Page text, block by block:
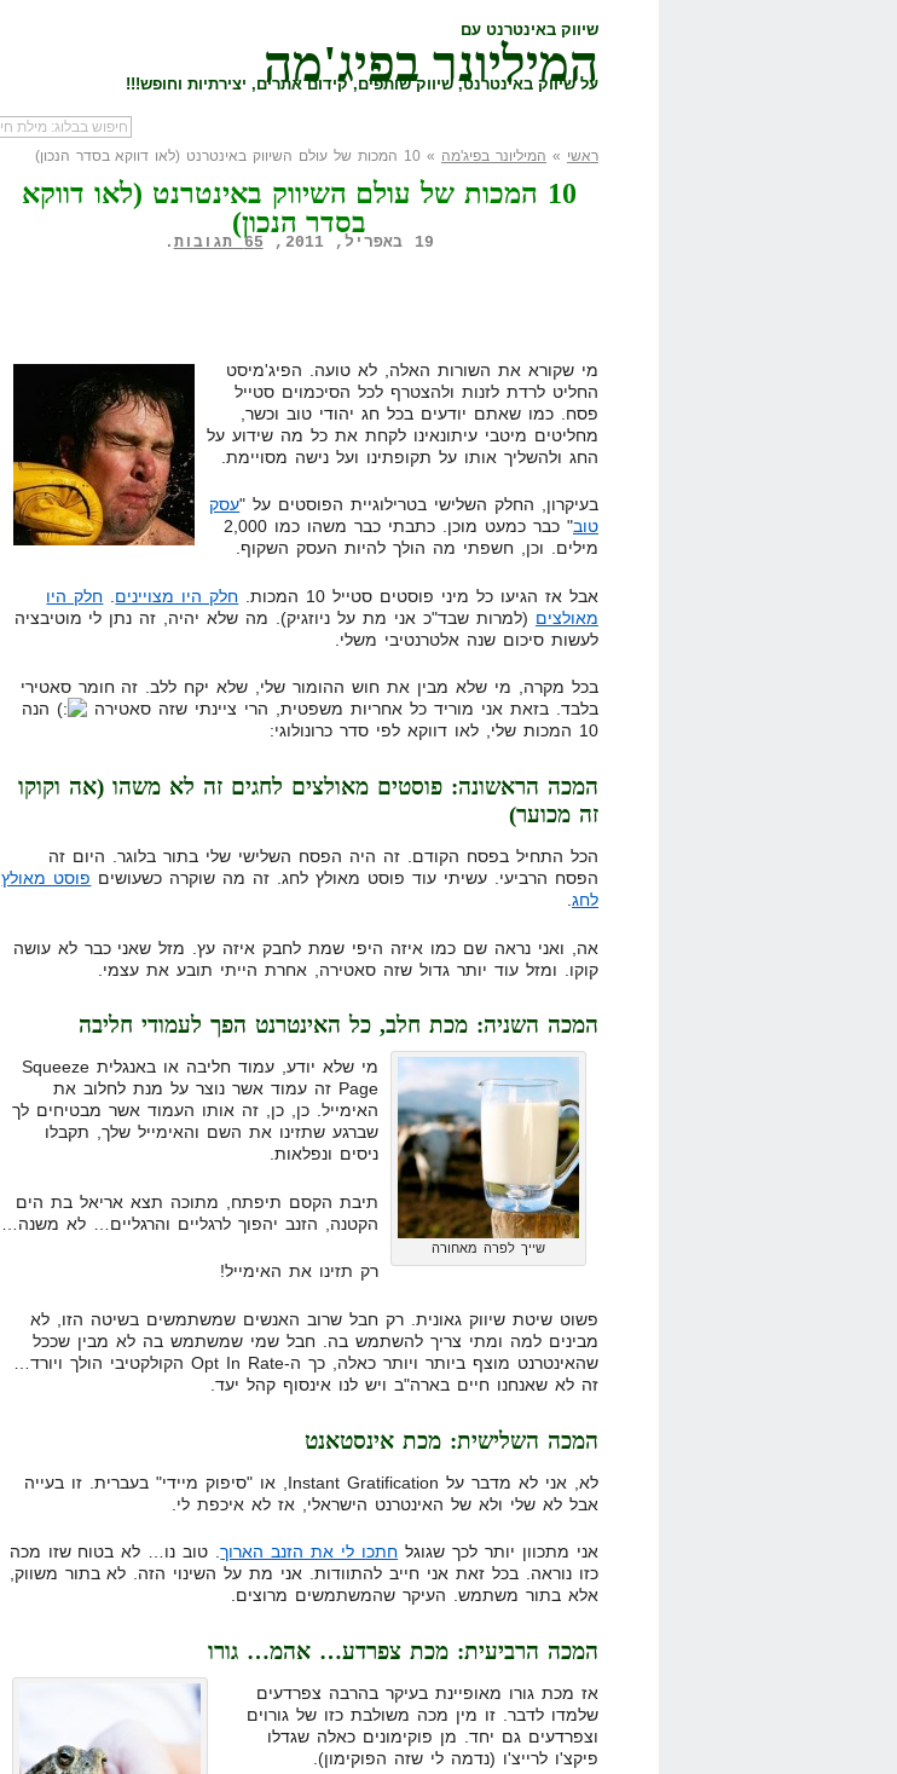
שיווק באינטרנט עם
המיליונר בפיג'מה
על שיווק באינטרנט, שיווק שותפים, קידום אתרים, יצירתיות וחופש!!!
לעמוד הראשי של
הבלוג
ראשי » המיליונר בפיג'מה » 10 המכות של עולם השיווק באינטרנט (לאו דווקא בסדר הנכון)
10 המכות של עולם השיווק באינטרנט (לאו דווקא
בסדר הנכון)
19 באפריל, 2011, 65 תגובות .
מי שקורא את השורות האלה, לא טועה. הפיג'מיסט
החליט לרדת לזנות ולהצטרף לכל הסיכמוים סטייל
פסח. כמו שאתם יודעים בכל חג יהודי טוב וכשר,
מחליטים מיטבי עיתונאינו לקחת את כל מה שידוע על
החג ולהשליך אותו על תקופתינו ועל נישה מסויימת.
בעיקרון, החלק השלישי בטרילוגיית הפוסטים על "עסק
טוב
" כבר כמעט מוכן. כתבתי כבר משהו כמו 2,000
מילים. וכן, חשפתי מה הולך להיות העסק השקוף.
אבל אז הגיעו כל מיני פוסטים סטייל 10 המכות. חלק היו מצויינים
חלק היו
מאולצים (למרות שבד"כ אני מת על ניוזגיק). מה שלא יהיה, זה נתן לי מוטיבציה
לעשות סיכום שנה אלטרנטיבי משלי.
בכל מקרה, מי שלא מבין את חוש ההומור שלי, שלא יקח ללב. זה חומר סאטירי
בלבד. בזאת אני מוריד כל אחריות משפטית, הרי ציינתי שזה סאטירה
הנה
10 המכות שלי, לאו דווקא לפי סדר כרונולוגי:
המכה הראשונה: פוסטים מאולצים לחגים זה לא משהו (אה וקוקו
זה מכוער)
הכל התחיל בפסח הקודם. זה היה הפסח השלישי שלי בתור בלוגר. היום זה
הפסח הרביעי. עשיתי עוד פוסט מאולץ לחג. זה מה שוקרה כשעושים פוסט מאולץ
לחג
אה, ואני נראה שם כמו איזה היפי שמת לחבק איזה עץ. מזל שאני כבר לא עושה
קוקו. ומזל עוד יותר גדול שזה סאטירה, אחרת הייתי תובע את עצמי.
המכה השניה: מכת חלב, כל האינטרנט הפך לעמודי חליבה
שייך לפרה מאחורה
מי שלא יודע, עמוד חליבה או באנגלית Squeeze
Page זה עמוד אשר נוצר על מנת לחלוב את
האימייל. כן, כן, זה אותו העמוד אשר מבטיחים לך
שברגע שתזינו את השם והאימייל שלך, תקבלו
ניסים ונפלאות.
תיבת הקסם תיפתח, מתוכה תצא אריאל בת הים
הקטנה, הזנב יהפוך לרגליים והרגליים… לא משנה…
רק תזינו את האימייל!
פשוט שיטת שיווק גאונית. רק חבל שרוב האנשים שמשתמשים בשיטה הזו, לא
מבינים למה ומתי צריך להשתמש בה. חבל שמי שמשתמש בה לא מבין שככל
שהאינטרנט מוצף ביותר ויותר כאלה, כך ה-Opt In Rate הקולקטיבי הולך ויורד…
זה לא שאנחנו חיים בארה"ב ויש לנו אינסוף קהל יעד.
המכה השלישית: מכת אינסטאנט
לא, אני לא מדבר על Instant Gratification, או "סיפוק מיידי" בעברית. זו בעייה
אבל לא שלי ולא של האינטרנט הישראלי, אז לא איכפת לי.
אני מתכוון יותר לכך שגוגל חתכו לי את הזנב הארוך. טוב נו… לא בטוח שזו מכה
כזו נוראה. בכל זאת אני חייב להתוודות. אני מת על השינוי הזה. לא בתור משווק,
אלא בתור משתמש. העיקר שהמשתמשים מרוצים.
המכה הרביעית: מכת צפרדע… אהמ… גורו
אז מכת גורו מאופיינת בעיקר בהרבה צפרדעים
שלמדו לדבר. זו מין מכה משולבת כזו של גורוים
וצפרדעים גם יחד. מן פוקימונים כאלה שגדלו
פיקצ'ו לרייצ'ו (נדמה לי שזה הפוקימון).